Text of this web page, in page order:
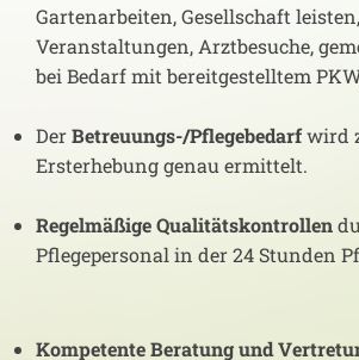
Gartenarbeiten, Gesellschaft
Veranstaltungen, Arztbesuche,
bei Bedarf mit bereitgestelltem
DerBetreuungs-/Pflegebedarfwird
Ersterhebung genau ermittelt.
Regelmäßige Qualitätskontrollen
Pflegepersonal in der 24 Stunden
Kompetente Beratung und